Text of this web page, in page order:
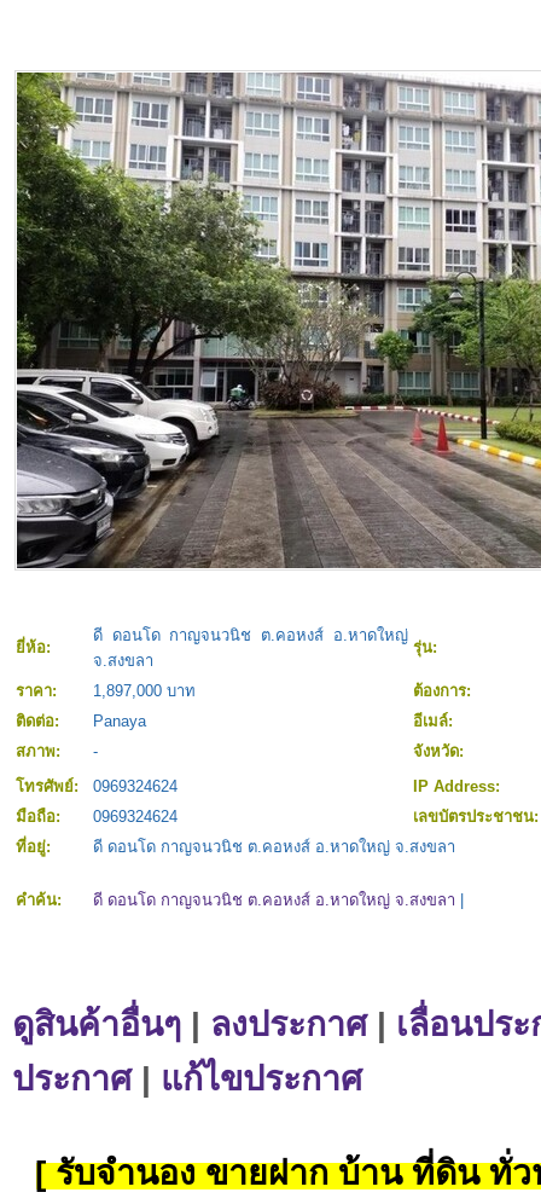
ยี่ห้อ:
ดี ดอนโด กาญจนวนิช ต.คอหงส์ อ.หาดใหญ่
จ.สงขลา
รุ่น:
ราคา: 1,897,000 บาท
ต้องการ:
ติดต่อ:
Panaya
อีเมล์:
สภาพ:
-
จังหวัด:
โทรศัพย์:
0969324624
IP Address:
มือถือ:
0969324624
เลขบัตรประชาช
ที่อยู่:
ดี ดอนโด กาญจนวนิช ต.คอหงส์ อ.หาดใหญ่ จ.สงขลา
คำค้น: ดี ดอนโด กาญจนวนิช ต.คอหงส์ อ.หาดใหญ่ จ.สงขลา
ดูสินค้าอื่นๆ | ลงประกาศ| เลื่อนปร
ประกาศ| แก้ไขประกาศ
[ รับจำนอง ขายฝาก บ้าน ที่ดิน ทั่ว